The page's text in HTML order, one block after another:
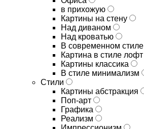
в прихожую
Картины на стену
Над диваном
Над кроватью
В современном стиле
Картина в стиле лофт
Картины классика
В стиле минимализм
Стили
Картины абстракция
Поп-арт
Графика
Реализм